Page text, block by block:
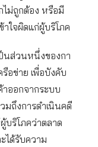
ไม่ถูกต้อง หรือมี
ใจผิดแก่ผู้บริโภค
นส่วนหนึ่งของกา
อข่าย เพื่อบังคับ
ออกจากระบบ
มถึงการดำเนินคดี
บริโภคว่าตลาด
ได้รับความ